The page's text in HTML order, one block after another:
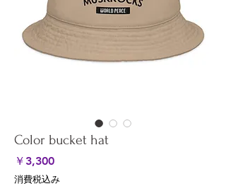
Color bucket hat
￥3,300価
格
消費税込み